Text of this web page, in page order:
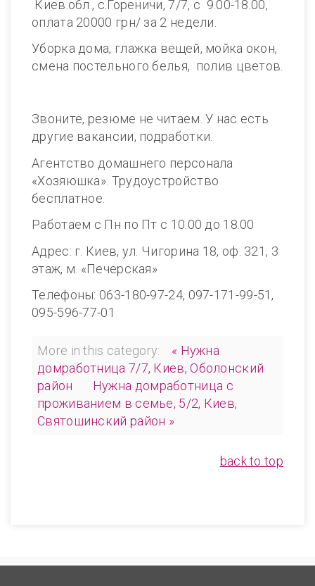
Киев.обл., с.Гореничи, 7/7, с 9.00-18.00,
оплата 20000 грн/ за 2 недели.
Уборка дома, глажка вещей, мойка окон,
смена постельного белья, полив цветов.
Звоните, резюме не читаем. У нас есть
другие вакансии, подработки.
Агентство домашнего персонала
«Хозяюшка». Трудоустройство
бесплатное.
Работаем с Пн по Пт с 10.00 до 18.00
Адрес: г. Киев, ул. Чигорина 18, оф. 321, 3
этаж, м. «Печерская»
Телефоны: 063-180-97-24, 097-171-99-51,
095-596-77-01
More in this category:
« Нужна
домработница 7/7, Киев, Оболонский
район
Нужна домработница с
проживанием в семье, 5/2, Киев,
Святошинский район »
back to top